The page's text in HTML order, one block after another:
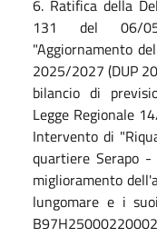
6. Ratifica della
131 del 06/
"Aggiornamento
2025/2027 (DUP
bilancio di
Legge Regionale
Intervento di
quartiere Serapo -
miglioramento
lungomare e i